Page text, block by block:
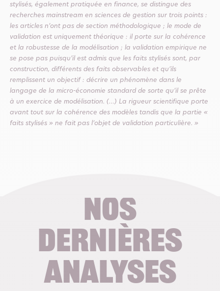
stylisés, également pratiquée en finance, se distingue des
recherches mainstream en sciences de gestion sur trois points :
les articles n’ont pas de section méthodologique ; le mode de
validation est uniquement théorique : il porte sur la cohérence
et la robustesse de la modélisation ; la validation empirique ne
se pose pas puisqu’il est admis que les faits stylisés sont, par
construction, différents des faits observables et qu’ils
remplissent un objectif : décrire un phénomène dans le
langage de la micro-économie standard de sorte qu’il se prête
à un exercice de modélisation. (…) La rigueur scientifique porte
avant tout sur la cohérence des modèles tandis que la partie «
faits stylisés » ne fait pas l’objet de validation particulière. »
Nos
dernières
analyses